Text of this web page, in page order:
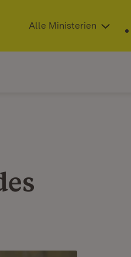
(Öffnet in neuem Fenster)
Alle Ministerien